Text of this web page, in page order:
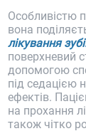
Особливістю
вона
лікування
поверхневий
допомогою
під седацією
ефектів.
на прохання
також чітко